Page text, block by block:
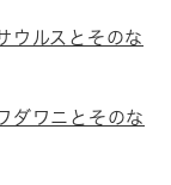
ウルスとそのな
ダワニとそのな